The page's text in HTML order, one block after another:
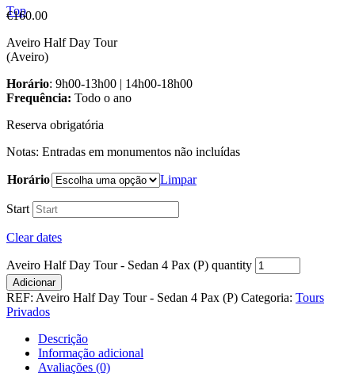
Top
€160.00
Aveiro Half Day Tour
(Aveiro)
Horário: 9h00-13h00 | 14h00-18h00
Frequência: Todo o ano
Reserva obrigatória
Notas: Entradas em monumentos não incluídas
Horário Limpar
Start
Clear dates
Aveiro Half Day Tour - Sedan 4 Pax (P) quantity
Adicionar
REF: Aveiro Half Day Tour - Sedan 4 Pax (P) Categoria: Tours
Privados
Descrição
Informação adicional
Avaliações (0)